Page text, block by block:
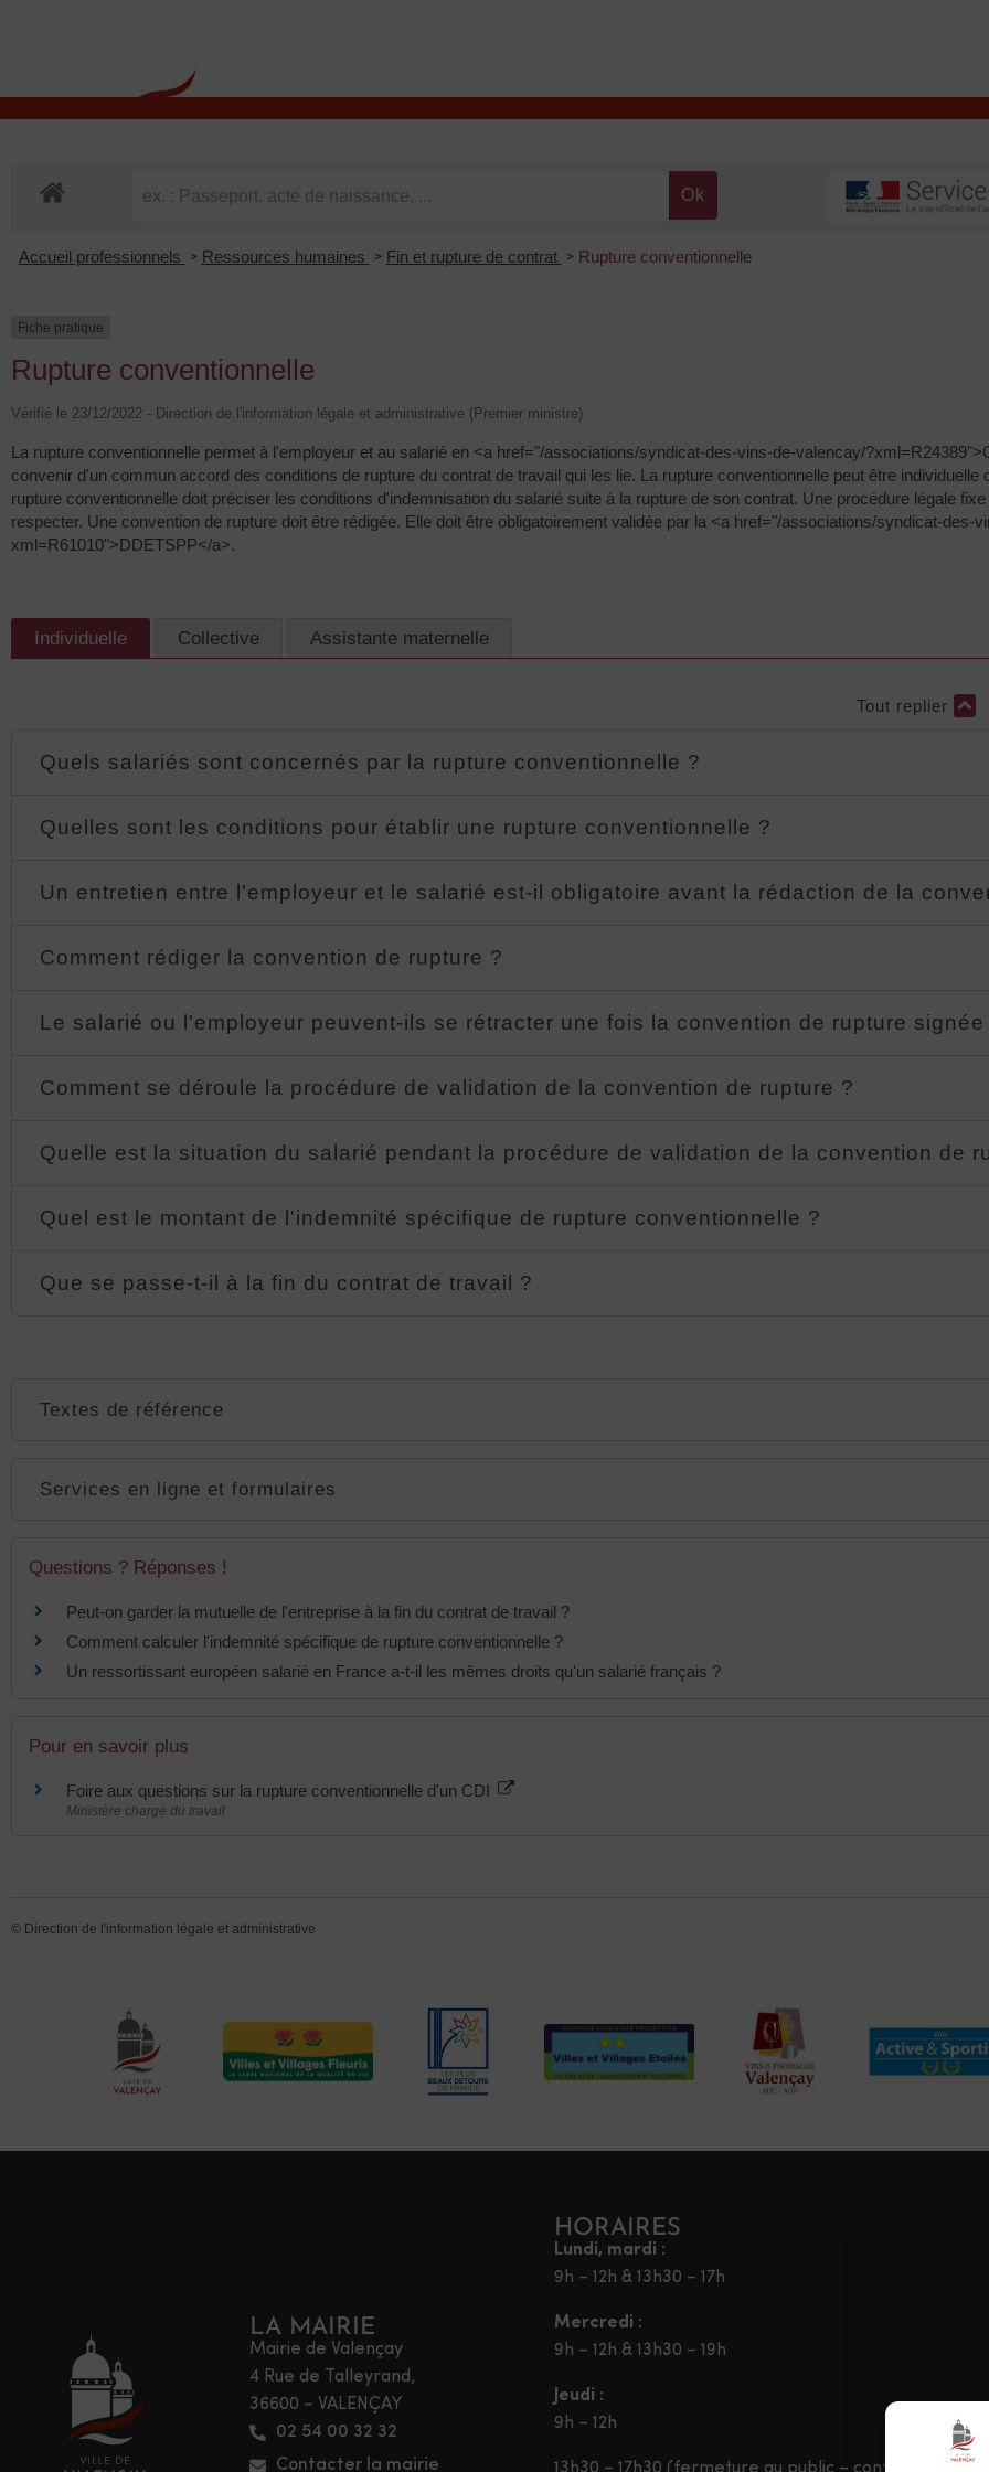
Accueil professionnels > Ressources humaines > Fin et rupture de contrat > Rupture conventionnelle
Fiche pratique
Rupture conventionnelle
Vérifié le 23/12/2022 - Direction de l'information légale et administrative (Premier ministre)
La rupture conventionnelle permet à l'employeur et au salarié en <a href="/associations/syndicat-des-vins-de-valencay/
convenir d'un commun accord des conditions de rupture du contrat de travail qui les lie. La rupture conventionnelle peut être individuelle
rupture conventionnelle doit préciser les conditions d'indemnisation du salarié suite à la rupture de son contrat. Une procédure légale
respecter. Une convention de rupture doit être rédigée. Elle doit être obligatoirement validée par la <a href="/associations/syndicat-des-
xml=R61010">DDETSPP</a>.
Individuelle Collective Assistante maternelle
Tout replier
Quels salariés sont concernés par la rupture conventionnelle ?
Quelles sont les conditions pour établir une rupture conventionnelle ?
Un entretien entre l'employeur et le salarié est-il obligatoire avant la rédaction de la
Comment rédiger la convention de rupture ?
Le salarié ou l'employeur peuvent-ils se rétracter une fois la convention de rupture signée
Comment se déroule la procédure de validation de la convention de rupture ?
Quelle est la situation du salarié pendant la procédure de validation de la convention de
Quel est le montant de l'indemnité spécifique de rupture conventionnelle ?
Que se passe-t-il à la fin du contrat de travail ?
Textes de référence
Services en ligne et formulaires
Questions ? Réponses !
Peut-on garder la mutuelle de l'entreprise à la fin du contrat de travail ?
Comment calculer l'indemnité spécifique de rupture conventionnelle ?
Un ressortissant européen salarié en France a-t-il les mêmes droits qu'un salarié français ?
Pour en savoir plus
Foire aux questions sur la rupture conventionnelle d'un CDI
Ministère chargé du travail
© Direction de l'information légale et administrative
LA MAIRIE
Mairie de Valençay
4 Rue de Talleyrand,
36600 – VALENÇAY
02 54 00 32 32
Contacter la mairie
HORAIRES
Lundi, mardi :
9h – 12h & 13h30 – 17h
Mercredi :
9h – 12h & 13h30 – 19h
Jeudi :
9h – 12h